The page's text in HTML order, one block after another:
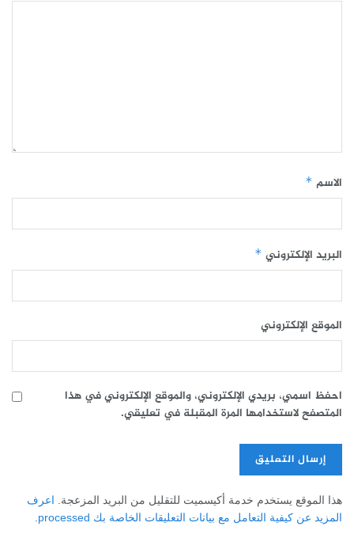
الاسم *
البريد الإلكتروني *
الموقع الإلكتروني
احفظ اسمي، بريدي الإلكتروني، والموقع الإلكتروني في هذا
المتصفح لاستخدامها المرة المقبلة في تعليقي.
هذا الموقع يستخدم خدمة أكيسميت للتقليل من البريد المزعجة. اعرف
المزيد عن كيفية التعامل مع بيانات التعليقات الخاصة بك processed